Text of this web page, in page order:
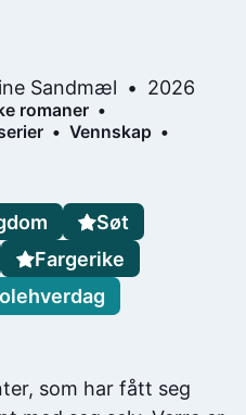
Sandmæl 2026
romaner
Vennskap
som har fått seg
Søt
Fargerike